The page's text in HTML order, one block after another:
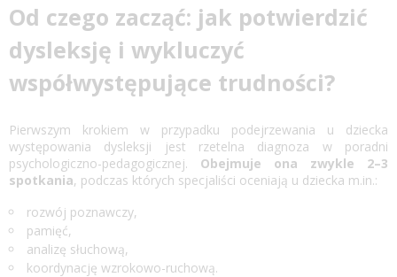
Od czego zacząć: jak potwierdzić
dysleksję i wykluczyć
współwystępujące trudności?
Pierwszym krokiem w przypadku podejrzewania u dziecka
występowania dysleksji jest rzetelna diagnoza w poradni
psychologiczno-pedagogicznej. Obejmuje ona zwykle 2–3
spotkania, podczas których specjaliści oceniają u dziecka m.in.:
rozwój poznawczy,
pamięć,
analizę słuchową,
koordynację wzrokowo-ruchową.